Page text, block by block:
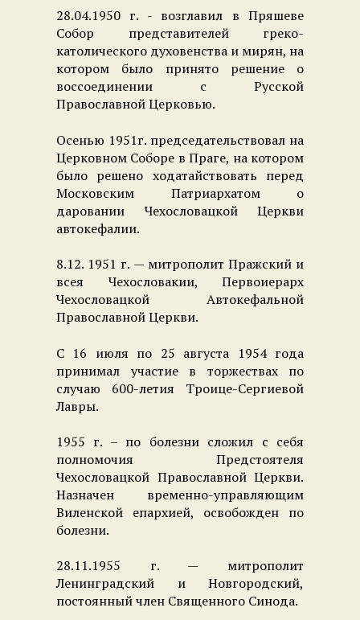
28.04.1950 г. - возглавил в Пряшеве
Собор представителей греко-
католического духовенства и мирян, на
котором было принято решение о
воссоединении с Русской
Православной Церковью.
Осенью 1951г. председательствовал на
Церковном Соборе в Праге, на котором
было решено ходатайствовать перед
Московским Патриархатом о
даровании Чехословацкой Церкви
автокефалии.
8.12. 1951 г. — митрополит Пражский и
всея Чехословакии, Первоиерарх
Чехословацкой Автокефальной
Православной Церкви.
С 16 июля по 25 августа 1954 года
принимал участие в торжествах по
случаю 600-летия Троице-Сергиевой
Лавры.
1955 г. – по болезни сложил с себя
полномочия Предстоятеля
Чехословацкой Православной Церкви.
Назначен временно-управляющим
Виленской епархией, освобожден по
болезни.
28.11.1955 г. — митрополит
Ленинградский и Новгородский,
постоянный член Священного Синода.